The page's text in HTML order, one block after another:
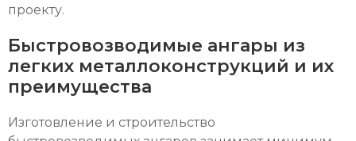
проекту.
Быстровозводимые ангары из
легких металлоконструкций и их
преимущества
Изготовление и строительство